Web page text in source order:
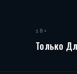
18+
Только